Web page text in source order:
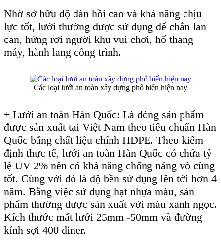
Nhờ sở hữu độ đàn hồi cao và khả năng chịu
lực tốt, lưới thường được sử dụng để chắn lan
can, hứng rơi người khu vui chơi, hố thang
máy, hành lang công trình.
Các loại lưới an toàn xây dựng phổ biến hiện nay
+ Lưới an toàn Hàn Quốc: Là dòng sản phẩm
được sản xuất tại Việt Nam theo tiêu chuẩn Hàn
Quốc bằng chất liệu chính HDPE. Theo kiểm
định thực tế, lưới an toàn Hàn Quốc có chứa tỷ
lệ UV 2% nên có khả năng chống nắng vô cùng
tốt. Cùng với đó là độ bền sử dụng lên tới hơn 4
năm. Bằng việc sử dụng hạt nhựa màu, sản
phẩm thường được sản xuất với màu xanh ngọc.
Kích thước mắt lưới 25mm -50mm và đường
kính sợi 400 diner.